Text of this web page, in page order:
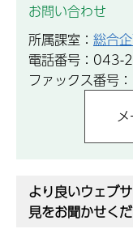
お問い合わせ
所属課室： 総合
電話番号：
ファックス番
より良いウェブ
見をお聞かせく